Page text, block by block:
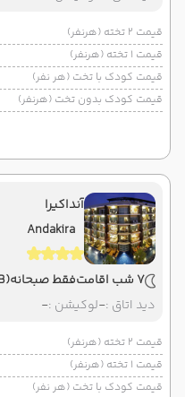
قیمت 2 تخته (هرنفر)
قیمت 1 تخته (هرنفر)
قیمت کودک با تخت (هر نفر)
قیمت کودک بدون تخت (هرنفر)
آنداکیرا
Andakira
7 شب اقامت فقط صبحانه(BB)
دید اتاق :-لوکیشن :-
قیمت 2 تخته (هرنفر)
قیمت 1 تخته (هرنفر)
قیمت کودک با تخت (هر نفر)